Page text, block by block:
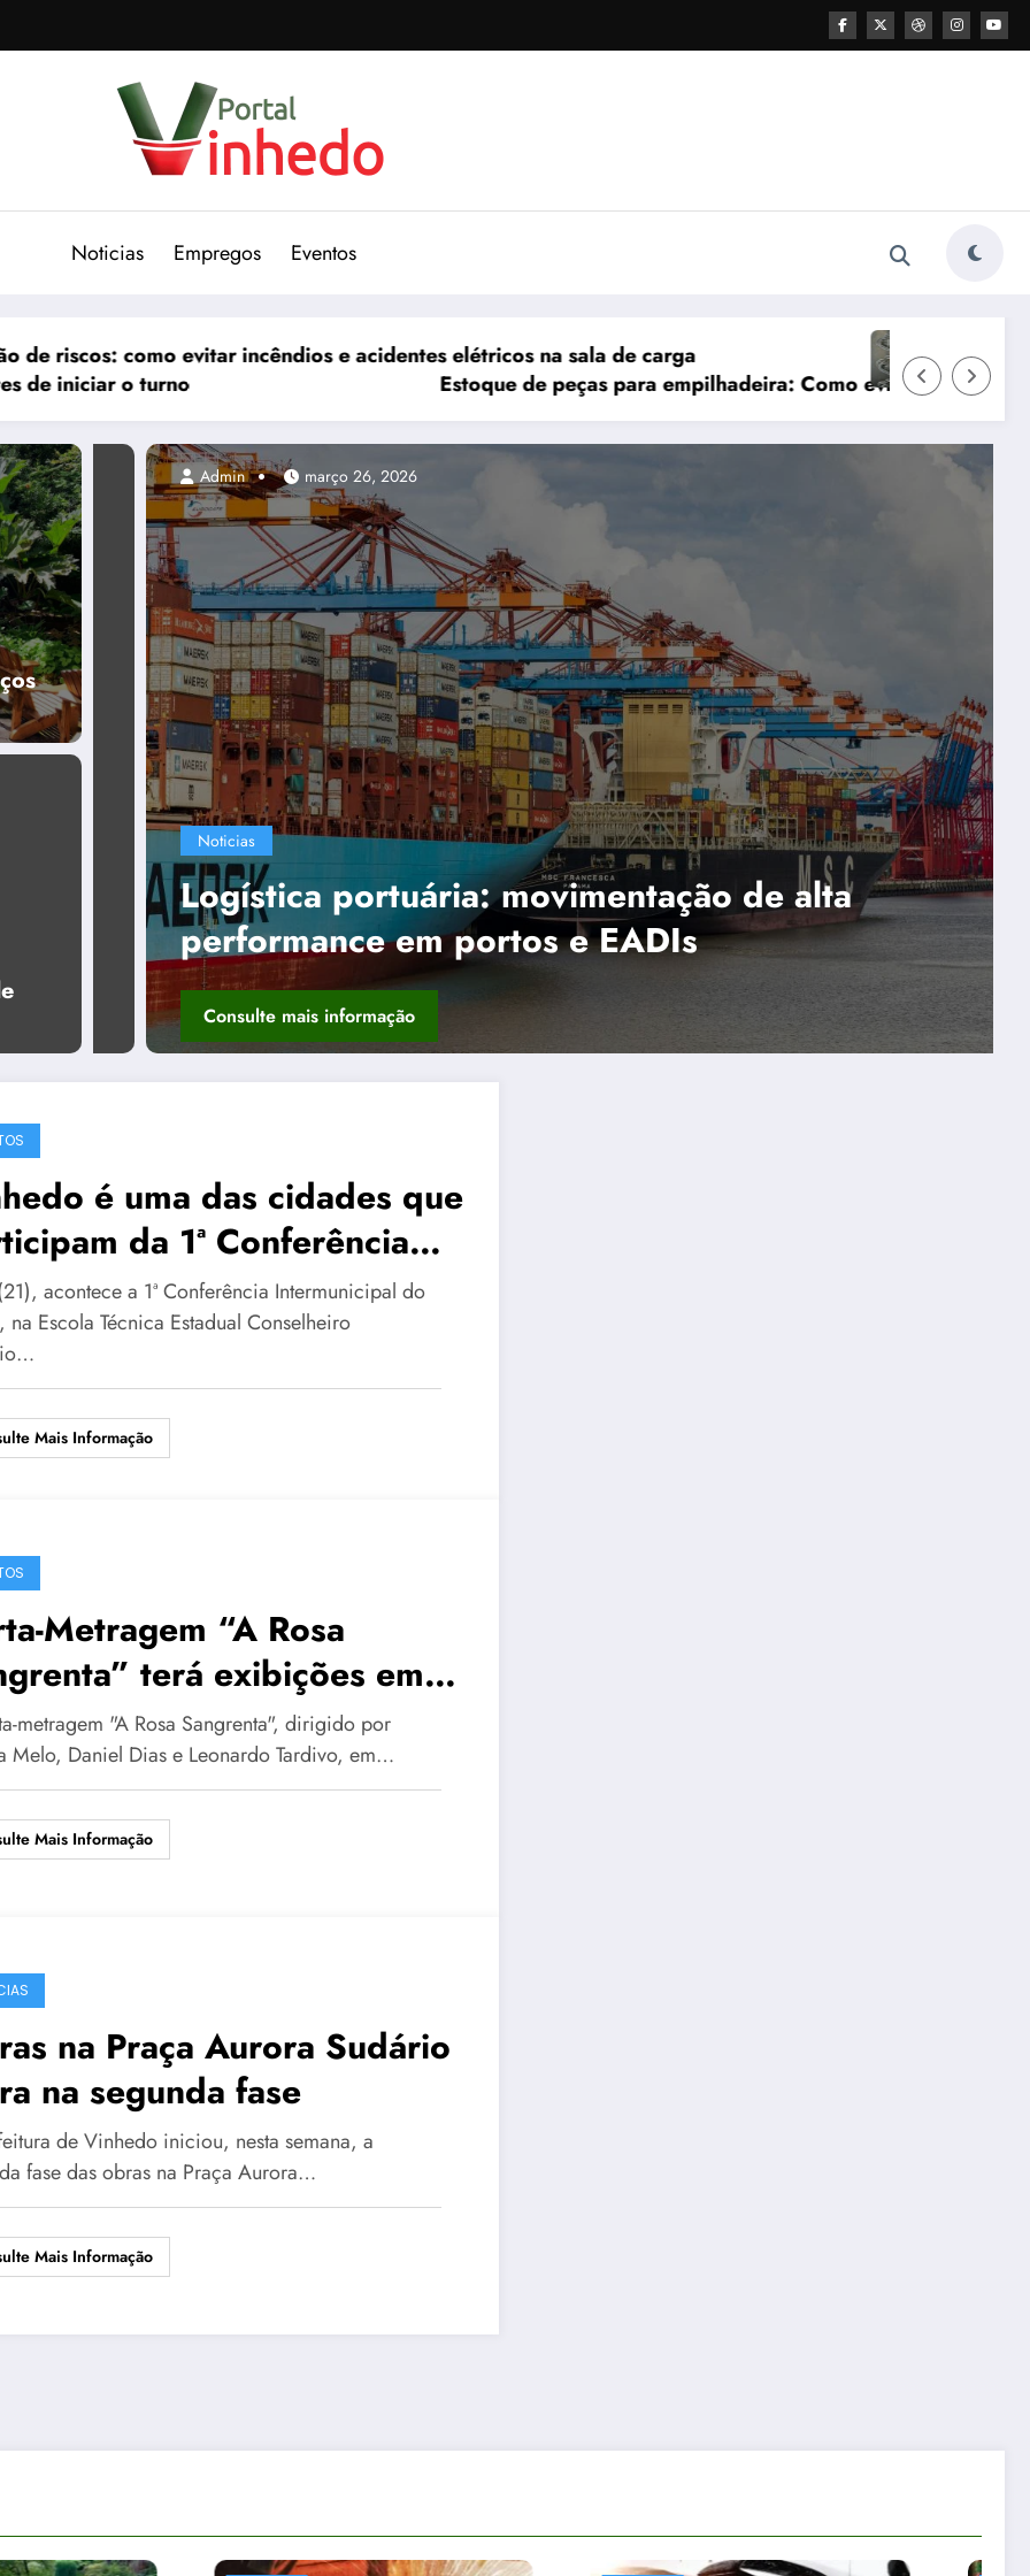
Noticias Empregos Eventos
e acidentes elétricos na sala de carga
Estoque de peças para empilhadeira: Como evitar que sua empresa logística perca lucros
Sinais de que o sistema hidráulico
Noticias
Logística portuária: movimentação de alta
performance em portos e EADIs
Consulte mais informação
Admin março 26, 2026
é uma das cidades que
da 1ª Conferência
do Clima
acontece a 1ª Conferência Intermunicipal do
na Escola Técnica Estadual Conselheiro
Mais Informação
Metragem “A Rosa
terá exibições em
através da Mostra
Cenarte
metragem "A Rosa Sangrenta", dirigido por
Melo, Daniel Dias e Leonardo Tardivo, em…
Mais Informação
na Praça Aurora Sudário
na segunda fase
de Vinhedo iniciou, nesta semana, a
fase das obras na Praça Aurora…
Mais Informação